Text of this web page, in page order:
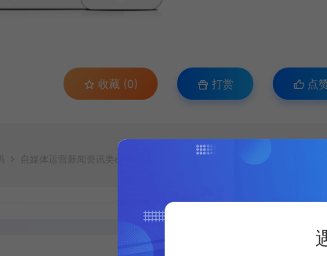
收藏 (0) 打赏 点
自媒体运营新闻资讯类eyoucms网站模板 https://www.ox520.com/